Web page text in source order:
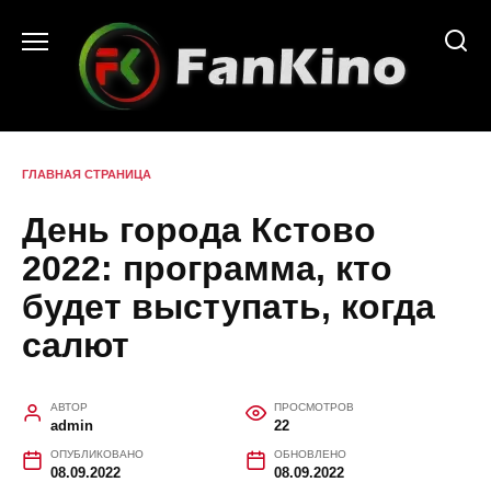
содержанию
ГЛАВНАЯ СТРАНИЦА
День города Кстово
2022: программа, кто
будет выступать, когда
салют
АВТОР
admin
ПРОСМОТРОВ
22
ОПУБЛИКОВАНО
08.09.2022
ОБНОВЛЕНО
08.09.2022